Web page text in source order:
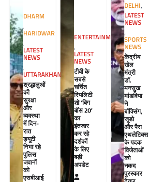
DHARM
,
HARIDWAR
,
LATEST
NEWS
,
UTTARAKHAND
श्रद्धालुओं
की
सुरक्षा
और
व्यवस्था
में दिन-
रात
ड्यूटी
निभा रहे
पुलिस
जवानों
को
एसबीआई
ENTERTAINMENT
,
LATEST
NEWS
टीवी के
सबसे
चर्चित
रियलिटी
शो ‘बिग
बॉस 20’
का
इंतजार
कर रहे
दर्शकों
के लिए
बड़ी
अपडेट
DELHI,
LATEST
NEWS
,
SPORTS
NEWS
केंद्रीय
खेल
मंत्री
डॉ.
मनसुख
मांडविया
ने
बॉक्सिंग,
जूडो
और पैरा
एथलेटिक्स
के पदक
विजेताओं
को
नकद
पुरस्कार